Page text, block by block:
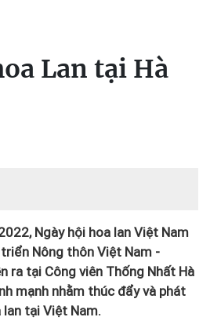
Lan tại Hà
Ngày hội hoa lan Việt Nam
Nông thôn Việt Nam -
ra tại Công viên Thống Nhất Hà
mạnh nhằm thúc đẩy và phát
tại Việt Nam.